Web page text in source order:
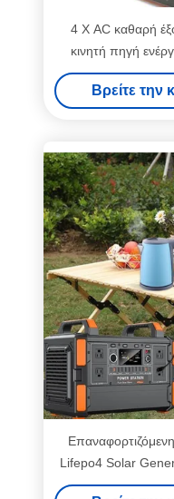
4 X AC καθαρή
κινητή πηγή
εισροής
Βρείτε την
Lifepo4 Solar
σταθμός